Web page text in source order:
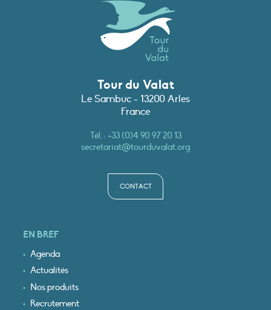
Tour du Valat
Le Sambuc - 13200 Arles
France
Tél. :+33 (0)4 90 97 20 13
secretariat@tourduvalat.org
CONTACT
EN BREF
Agenda
Actualités
Nos produits
Recrutement